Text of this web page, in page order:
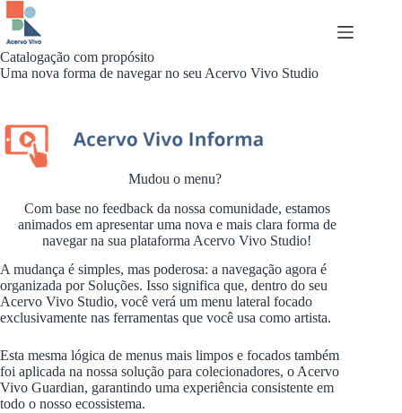
Pular
para
conteúdo
Catalogação com propósito
Uma nova forma de navegar no seu Acervo Vivo Studio
Mudou o menu?
Com base no feedback da nossa comunidade, estamos
animados em apresentar uma nova e mais clara forma de
navegar na sua plataforma Acervo Vivo Studio!
A mudança é simples, mas poderosa: a navegação agora é
organizada por Soluções. Isso significa que, dentro do seu
Acervo Vivo Studio, você verá um menu lateral focado
exclusivamente nas ferramentas que você usa como artista.
Esta mesma lógica de menus mais limpos e focados também
foi aplicada na nossa solução para colecionadores, o Acervo
Vivo Guardian, garantindo uma experiência consistente em
todo o nosso ecossistema.